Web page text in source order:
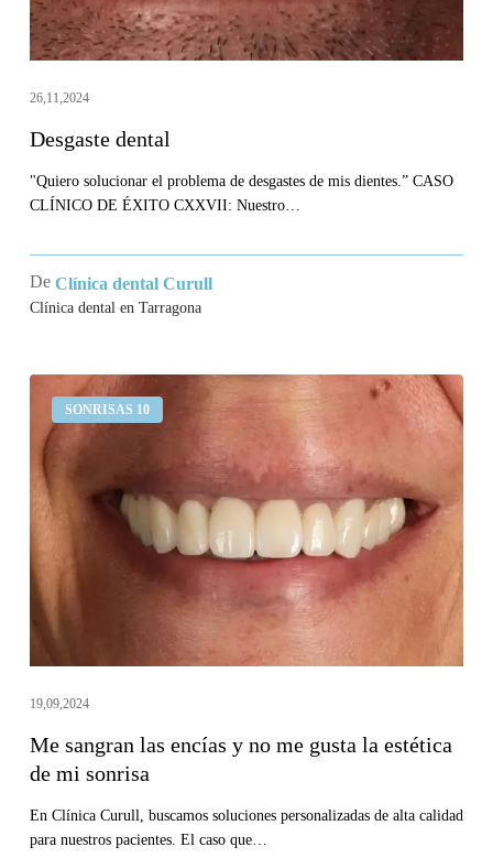
26,11,2024
Desgaste dental
"Quiero solucionar el problema de desgastes de mis dientes.” CASO
CLÍNICO DE ÉXITO CXXVII: Nuestro…
De Clínica dental Curull
Clínica dental en Tarragona
SONRISAS 10
sangran
las
encías
me
gusta
estética
de
sonrisa
19,09,2024
Me sangran las encías y no me gusta la estética
de mi sonrisa
En Clínica Curull, buscamos soluciones personalizadas de alta calidad
para nuestros pacientes. El caso que…